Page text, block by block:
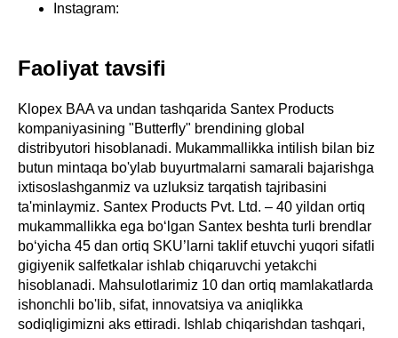
Instagram:
Faoliyat tavsifi
Klopex BAA va undan tashqarida Santex Products
kompaniyasining "Butterfly" brendining global
distribyutori hisoblanadi. Mukammallikka intilish bilan biz
butun mintaqa bo'ylab buyurtmalarni samarali bajarishga
ixtisoslashganmiz va uzluksiz tarqatish tajribasini
ta'minlaymiz. Santex Products Pvt. Ltd. – 40 yildan ortiq
mukammallikka ega boʻlgan Santex beshta turli brendlar
boʻyicha 45 dan ortiq SKU’larni taklif etuvchi yuqori sifatli
gigiyenik salfetkalar ishlab chiqaruvchi yetakchi
hisoblanadi. Mahsulotlarimiz 10 dan ortiq mamlakatlarda
ishonchli bo'lib, sifat, innovatsiya va aniqlikka
sodiqligimizni aks ettiradi. Ishlab chiqarishdan tashqari,